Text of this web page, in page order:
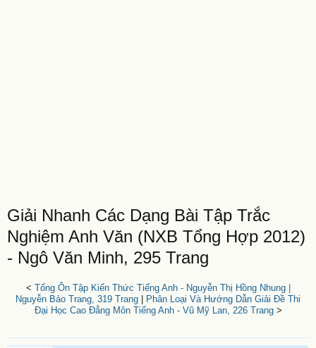
Giải Nhanh Các Dạng Bài Tập Trắc
Nghiệm Anh Văn (NXB Tổng Hợp 2012)
- Ngô Văn Minh, 295 Trang
< Tổng Ôn Tập Kiến Thức Tiếng Anh - Nguyễn Thị Hồng Nhung |
Nguyễn Bảo Trang, 319 Trang
Phân Loại Và Hướng Dẫn Giải Đề Thi
Đại Học Cao Đẳng Môn Tiếng Anh - Vũ Mỹ Lan, 226 Trang>